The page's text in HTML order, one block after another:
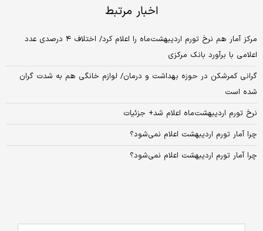
اخبار مرتبط
مرکز آمار هم نرخ تورم اردیبهشت‌ماه را اعلام کرد/ اختلاف ۴ درصدی عدد
اعلامی با برآورد بانک مرکزی
گرانی کمرشکن در حوزه بهداشت و درمان/ لوازم خانگی هم به شدت گران
شده است
نرخ تورم اردیبهشت‌ماه اعلام شد+ جزئیات
چرا آمار تورم اردیبهشت اعلام نمی‌شود؟
چرا آمار تورم اردیبهشت اعلام نمی‌شود؟